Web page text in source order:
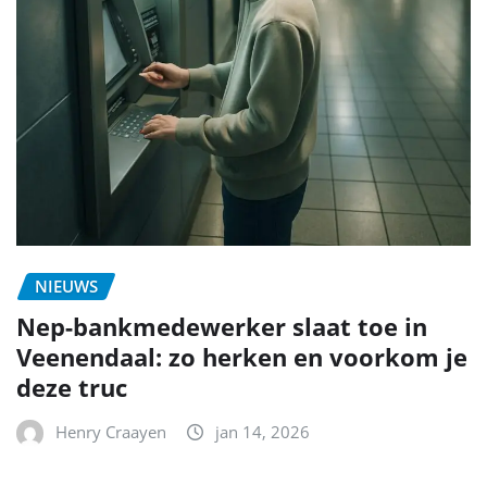
NIEUWS
Nep-bankmedewerker slaat toe in
Veenendaal: zo herken en voorkom je
deze truc
Henry Craayen jan 14, 2026